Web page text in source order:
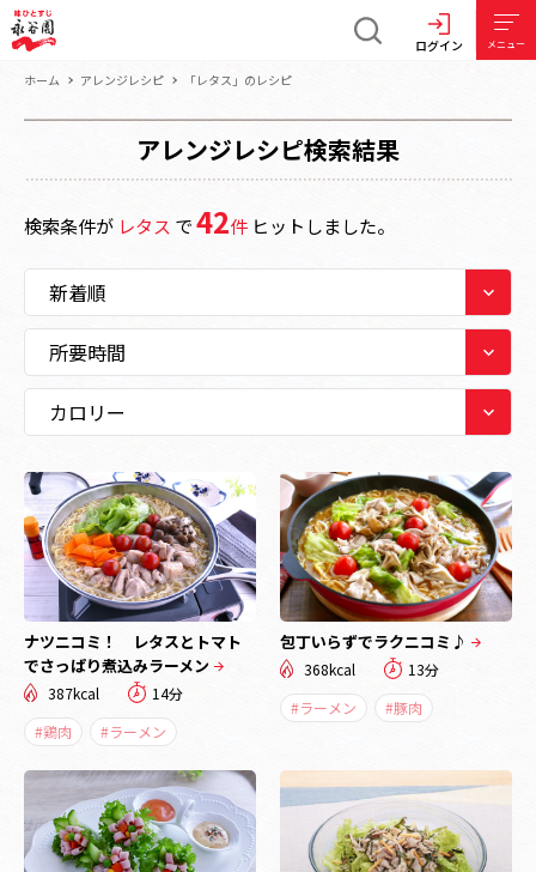
ログイン メニュー
ホーム アレンジレシピ 「レタス」のレシピ
アレンジレシピ検索結果
検索条件が レタス で42件 ヒットしました。
ナツニコミ！ レタスとトマト
でさっぱり煮込みラーメン
387kcal
14分
#鶏肉
#ラーメン
包丁いらずでラクニコミ♪
368kcal
13分
#ラーメン
#豚肉